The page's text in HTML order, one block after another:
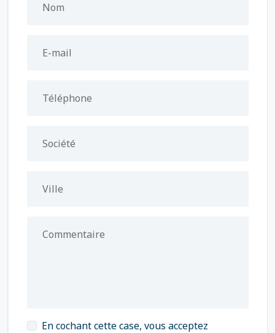
Nom
E-mail
Téléphone
Société
Ville
Commentaire
En cochant cette case, vous acceptez